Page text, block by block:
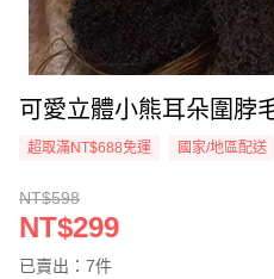
可愛立體小熊耳朵圍脖
超取滿NT$688免運 國家/地區配送
NT$598
NT$299
已賣出：7件